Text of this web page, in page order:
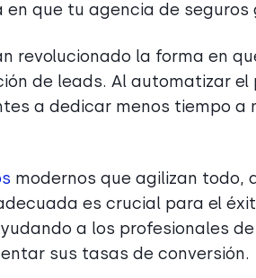
que tu agencia de
revolucionado la forma en
de leads. Al automatizar el
a dedicar menos tiempo a
modernos que agilizan todo,
es crucial para el
a los profesionales
sus tasas de conversión.